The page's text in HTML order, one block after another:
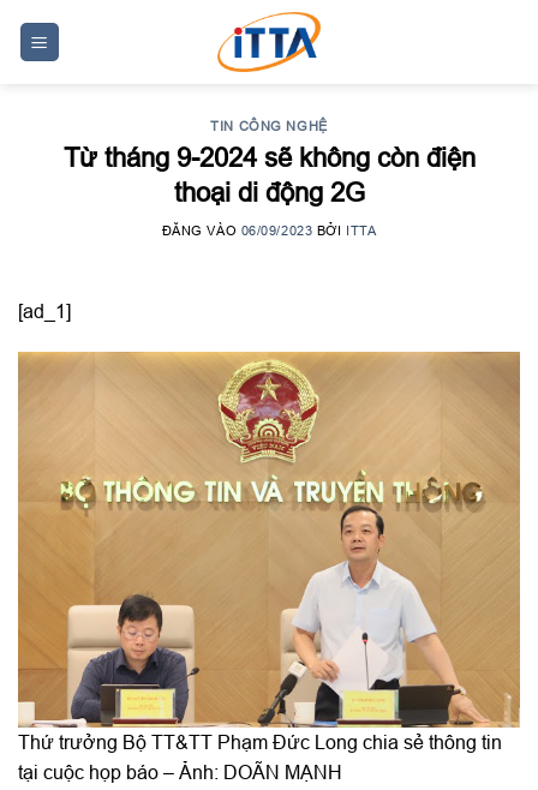
TIN CÔNG NGHỆ
Từ tháng 9-2024 sẽ không còn điện
thoại di động 2G
ĐĂNG VÀO 06/09/2023 BỞI ITTA
[ad_1]
Thứ trưởng Bộ TT&TT Phạm Đức Long chia sẻ thông tin
tại cuộc họp báo – Ảnh: DOÃN MẠNH